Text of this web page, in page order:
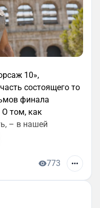
10»,
состоящего то
финала
О том, как
– в нашей
773